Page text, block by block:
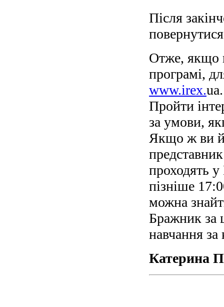
Після
Отже, якщо
програмі,
www.irex.
Пройти
за умови,
Якщо ж ви
проходять
пізніше
можна
Бражник за
навчання
Катерина